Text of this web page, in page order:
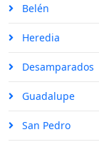
Belén
Heredia
Desamparados
Guadalupe
San Pedro